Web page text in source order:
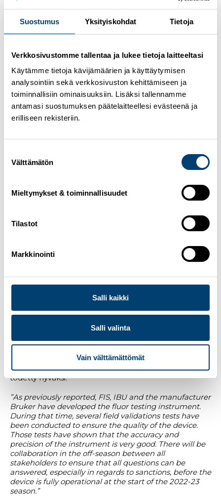
Suostumus Yksityiskohdat Tietoja
Verkkosivustomme tallentaa ja lukee tietoja laitteeltasi
Käytämme tietoja kävijämäärien ja käyttäytymisen
analysointiin sekä verkkosivuston kehittämiseen ja
toiminnallisiin ominaisuuksiin. Lisäksi tallennamme
antamasi suostumuksen päätelaitteellesi evästeenä ja
erilliseen rekisteriin.
valinta
Välttämätön
Mieltymykset & toiminnallisuudet
Tilastot
Markkinointi
Salli kaikki
Salli valinta
Vain välttämättömät
Keskiviikko 25.5.
Ensimmäinen kongressipäivä oli täynnä ohjelmaa ja
käsittelyssä oli muun muassa kauden 2022-2023
maailmancupin kilpailukalenterit,vuosien 2026 ja
2027 MM-kisojen järjestäjien valinnatsekä lajien
sääntömuutoksia.
Maastohiihto
Maastohiihdon ja yhdistetyn kaudet käynnistyvät
tuttuun tapaan Suomesta, Rukalta. Rukalla kilpaillaan
marraskuun alussa Wislasta. Salpausselän kisojen 100-
vuotisjuhlakisat järjestetään 24.-26.3.2023. Lahden
ja miesten mäkihypyn osakilpailujen lisäksi nyt myös
mäkihypyn naisten maailmancupin osakilpailu.
Lahden maailmancup toimii samalla myös
mäkihypyn kuin miesten yhdistetynkin osalta.
Fluorivoiteiden käyttökielto
testilaitteen. Laitteen toimivuutta on testattu useaan
otteeseen ja FIS kertoo, että laitteen tarkkuus on
todetty hyväksi.
”As previously reported, FIS, IBU and the manufacturer
Bruker have developed the fluor testing instrument.
During that time, several field validations tests have
been conducted to ensure the quality of the device.
Those tests have shown that the accuracy and
precision of the instrument is very good. There will be
collaboration in the off-season between all
stakeholders to ensure that all questions can be
answered, especially in regards to sanctions, before the
device is fully operational at the start of the 2022-23
season.”